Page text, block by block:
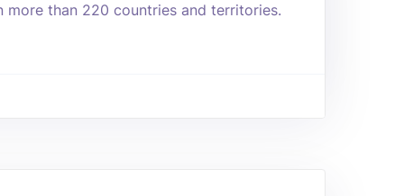
more than 220 countries and territories.